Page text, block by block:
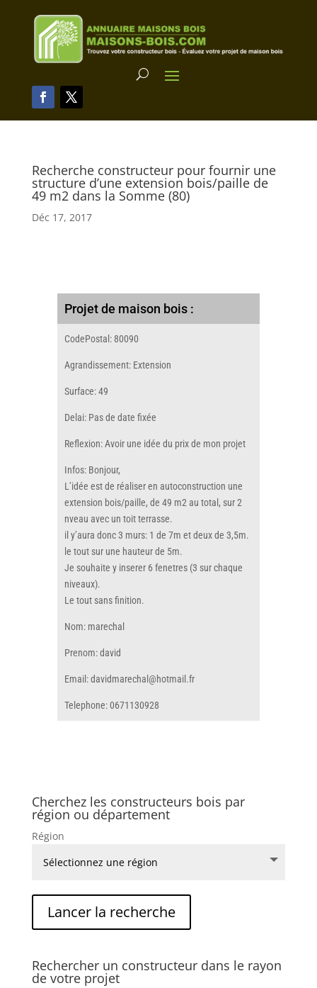
Recherche constructeur pour fournir une
structure d’une extension bois/paille de
49 m2 dans la Somme (80)
Déc 17, 2017
Projet de maison bois :
CodePostal: 80090
Agrandissement: Extension
Surface: 49
Delai: Pas de date fixée
Reflexion: Avoir une idée du prix de mon projet
Infos: Bonjour,
L’idée est de réaliser en autoconstruction une
extension bois/paille, de 49 m2 au total, sur 2
nveau avec un toit terrasse.
il y’aura donc 3 murs: 1 de 7m et deux de 3,5m.
le tout sur une hauteur de 5m.
Je souhaite y inserer 6 fenetres (3 sur chaque
niveaux).
Le tout sans finition.
Nom: marechal
Prenom: david
Email: davidmarechal@hotmail.fr
Telephone: 0671130928
Cherchez les constructeurs bois par
région ou département
Région
Rechercher un constructeur dans le rayon
de votre projet